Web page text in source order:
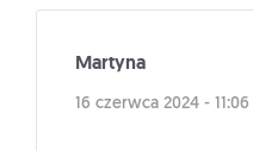
Martyna
16 czerwca 2024 - 11:06